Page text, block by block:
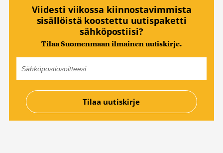
Viidesti viikossa kiinnostavimmista
sisällöistä koostettu uutispaketti
sähköpostiisi?
Tilaa Suomenmaan ilmainen uutiskirje.